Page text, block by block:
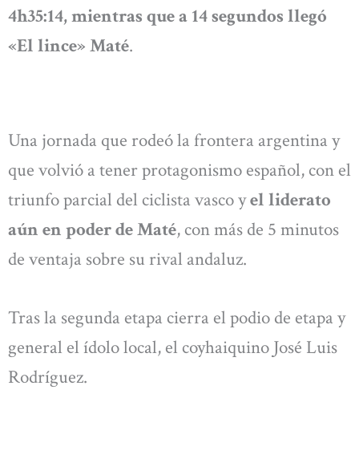
4h35:14, mientras que a 14 segundos llegó
«El lince» Maté.
Una jornada que rodeó la frontera argentina y
que volvió a tener protagonismo español, con el
triunfo parcial del ciclista vasco yel liderato
aún en poder de Maté, con más de 5 minutos
de ventaja sobre su rival andaluz.
Tras la segunda etapa cierra el podio de etapa y
general el ídolo local, el coyhaiquino José Luis
Rodríguez.